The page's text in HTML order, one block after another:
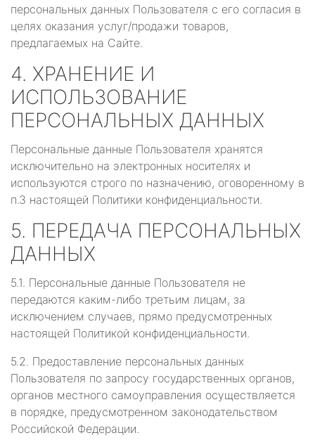
персональных данных Пользователя с его согласия в
целях оказания услуг/продажи товаров,
предлагаемых на Сайте.
4. ХРАНЕНИЕ И
ИСПОЛЬЗОВАНИЕ
ПЕРСОНАЛЬНЫХ ДАННЫХ
Персональные данные Пользователя хранятся
исключительно на электронных носителях и
используются строго по назначению, оговоренному в
п.3 настоящей Политики конфиденциальности.
5. ПЕРЕДАЧА ПЕРСОНАЛЬНЫХ
ДАННЫХ
5.1. Персональные данные Пользователя не
передаются каким-либо третьим лицам, за
исключением случаев, прямо предусмотренных
настоящей Политикой конфиденциальности.
5.2. Предоставление персональных данных
Пользователя по запросу государственных органов,
органов местного самоуправления осуществляется
в порядке, предусмотренном законодательством
Российской Федерации.